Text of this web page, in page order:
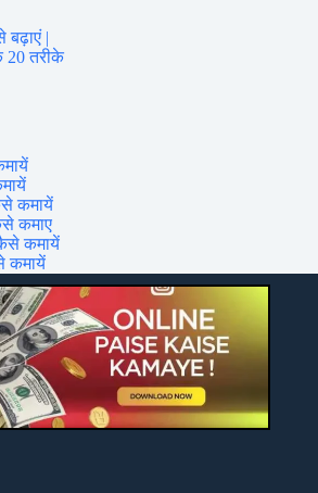
बढ़ाएं |
20 तरीके
कमायें
कमाए
कमायें
कमायें